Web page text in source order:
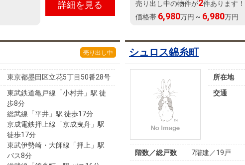
詳細を見る 売り出し中の物件が2件あります！
価格帯 6,980万円 ~ 6,980万円
売り出し中
東京都墨田区立花5丁目50番28号
東武鉄道亀戸線「小村井」駅 徒
歩8分
総武線「平井」駅 徒歩17分
京成電鉄押上線「京成曳舟」駅
徒歩17分
東武伊勢崎・大師線「押上」駅
バス8分
シュロス錦糸町
所在地
交通
階数／総戸数 7階建／19戸